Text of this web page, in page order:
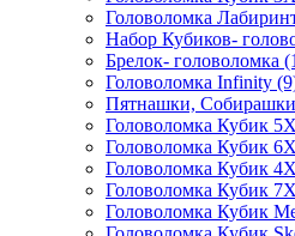
Головоломка
Набор Кубиков-
Брелок- головоломка
Головоломка Infinity
Пятнашки, Собирашки
Головоломка Кубик
Головоломка Кубик
Головоломка Кубик
Головоломка Кубик
Головоломка Кубик